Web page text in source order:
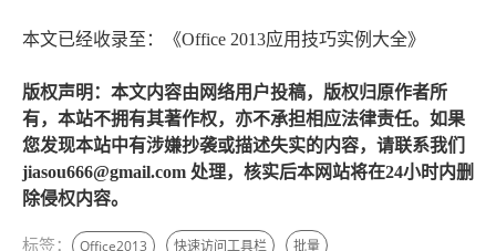
本文已经收录至：《Office 2013应用技巧实例大全》
版权声明：本文内容由网络用户投稿，版权归原作者所
有，本站不拥有其著作权，亦不承担相应法律责任。如果
您发现本站中有涉嫌抄袭或描述失实的内容，请联系我们
jiasou666@gmail.com 处理，核实后本网站将在24小时内删
除侵权内容。
标签： Office2013 快速访问工具栏 批量